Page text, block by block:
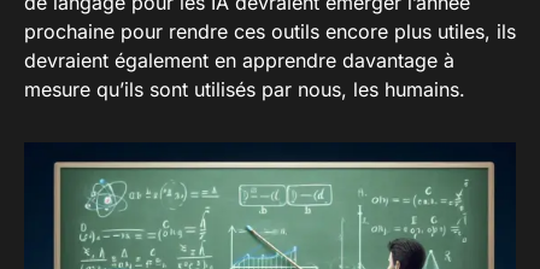
prochaine pour rendre ces outils encore plus utiles, ils
devraient également en apprendre davantage à
mesure qu’ils sont utilisés par nous, les humains.